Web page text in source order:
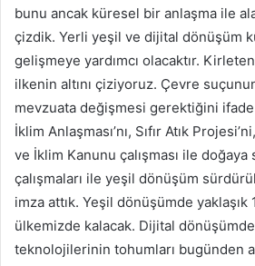
bunu ancak küresel bir anlaşma ile
çizdik. Yerli yeşil ve dijital dönüşüm
gelişmeye yardımcı olacaktır.
ilkenin altını çiziyoruz. Çevre
mevzuata değişmesi gerektiğini ifade
İklim Anlaşması’nı, Sıfır Atık
ve İklim Kanunu çalışması ile doğaya
çalışmaları ile yeşil dönüşüm
imza attık. Yeşil dönüşümde
ülkemizde kalacak. Dijital
teknolojilerinin tohumları bugünden